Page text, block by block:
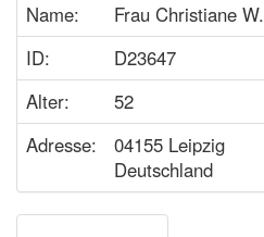
Name:
Frau Christiane W.
ID:
D23647
Alter:
52
Adresse:
04155 Leipzig
Deutschland